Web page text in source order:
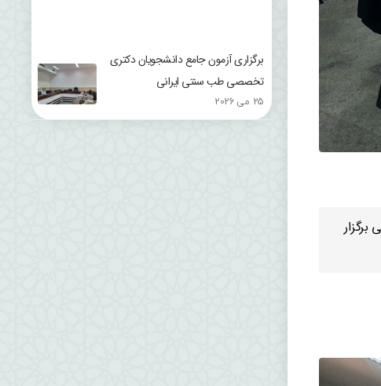
دانشکده طب ایرانی برگزار
برگزاری آزمون جامع دانشجویان دکتری
تخصصی طب سنتی ایرانی
25 می 2026